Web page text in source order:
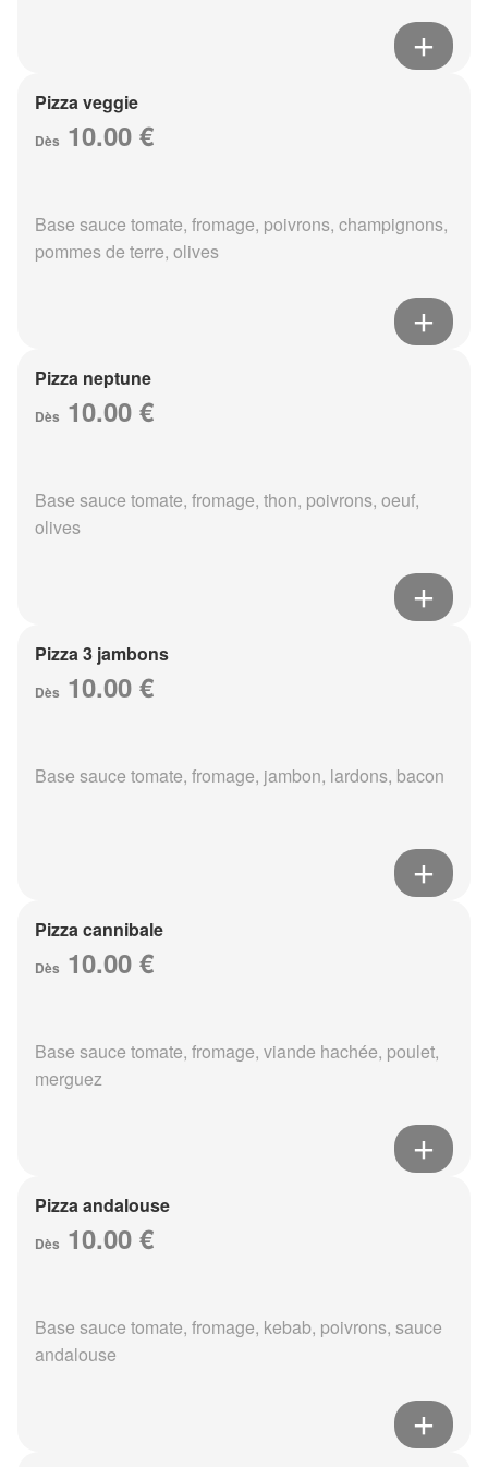
Pizza veggie
Dès 10.00 €
Base sauce tomate, fromage, poivrons, champignons,
pommes de terre, olives
Pizza neptune
Dès 10.00 €
Base sauce tomate, fromage, thon, poivrons, oeuf,
olives
Pizza 3 jambons
Dès 10.00 €
Base sauce tomate, fromage, jambon, lardons, bacon
Pizza cannibale
Dès 10.00 €
Base sauce tomate, fromage, viande hachée, poulet,
merguez
Pizza andalouse
Dès 10.00 €
Base sauce tomate, fromage, kebab, poivrons, sauce
andalouse